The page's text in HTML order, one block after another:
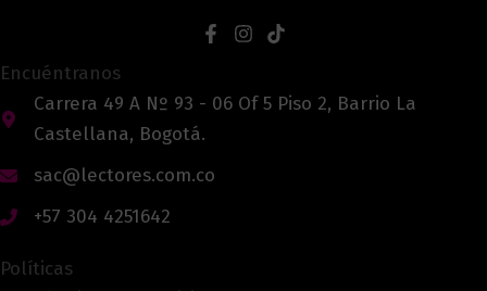
Encuéntranos
Carrera 49 A Nº 93 - 06 Of 5 Piso 2, Barrio La
Castellana, Bogotá.
sac@lectores.com.co
+57 304 4251642
Políticas